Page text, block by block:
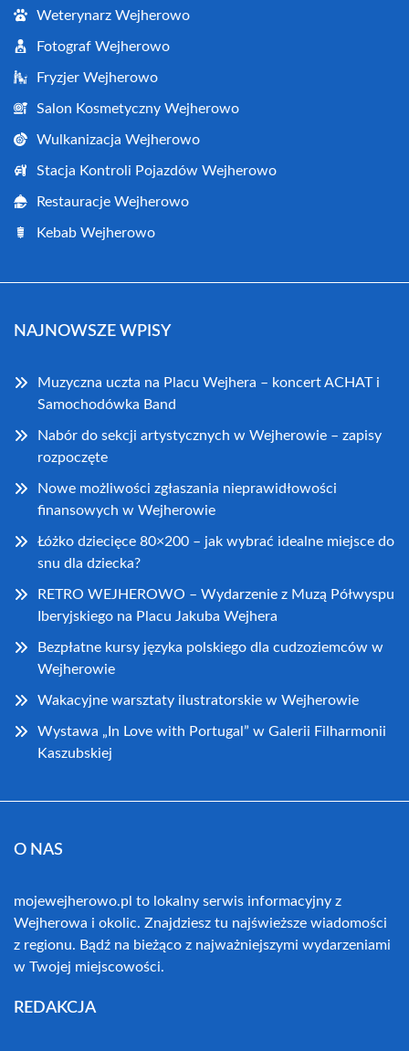
Weterynarz Wejherowo
Fotograf Wejherowo
Fryzjer Wejherowo
Salon Kosmetyczny Wejherowo
Wulkanizacja Wejherowo
Stacja Kontroli Pojazdów Wejherowo
Restauracje Wejherowo
Kebab Wejherowo
NAJNOWSZE WPISY
Muzyczna uczta na Placu Wejhera – koncert ACHAT i
Samochodówka Band
Nabór do sekcji artystycznych w Wejherowie – zapisy
rozpoczęte
Nowe możliwości zgłaszania nieprawidłowości
finansowych w Wejherowie
Łóżko dziecięce 80×200 – jak wybrać idealne miejsce do
snu dla dziecka?
RETRO WEJHEROWO – Wydarzenie z Muzą Półwyspu
Iberyjskiego na Placu Jakuba Wejhera
Bezpłatne kursy języka polskiego dla cudzoziemców w
Wejherowie
Wakacyjne warsztaty ilustratorskie w Wejherowie
Wystawa „In Love with Portugal” w Galerii Filharmonii
Kaszubskiej
O NAS
mojewejherowo.pl to lokalny serwis informacyjny z
Wejherowa i okolic. Znajdziesz tu najświeższe wiadomości
z regionu. Bądź na bieżąco z najważniejszymi wydarzeniami
w Twojej miejscowości.
REDAKCJA